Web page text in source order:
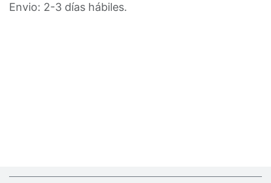
Envio: 2-3 días hábiles.